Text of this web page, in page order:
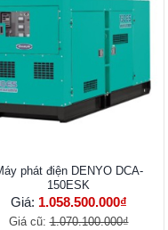
phát điện DENYO DCA-
150ESK
Giá: 1.058.500.000₫
Giá cũ:1.070.100.000₫